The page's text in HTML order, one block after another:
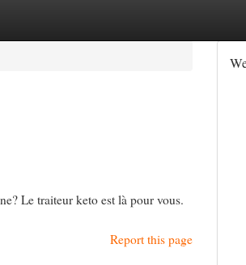
Le traiteur keto est là pour vous.
Report this page